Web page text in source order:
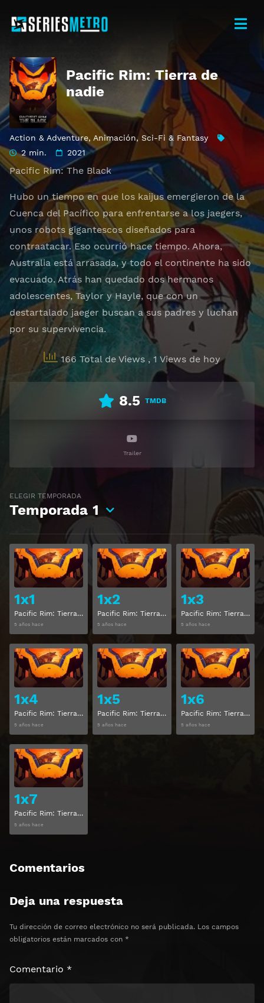
Pacific Rim: Tierra de
nadie
Action & Adventure, Animación, Sci-Fi & Fantasy
2 min.
2021
Pacific Rim: The Black
Hubo un tiempo en que los kaijus emergieron de la
Cuenca del Pacífico para enfrentarse a los jaegers,
unos robots gigantescos diseñados para
contraatacar. Eso ocurrió hace tiempo. Ahora,
Australia está arrasada, y todo el continente ha sido
evacuado. Atrás han quedado dos hermanos
adolescentes, Taylor y Hayle, que con un
destartalado jaeger buscan a sus padres y luchan
por su supervivencia.
166 Total de Views , 1 Views de hoy
8.5 TMDB
Trailer
ELEGIR TEMPORADA
Temporada 1
1x1
Pacific Rim: Tierra de nadie Temporada 1 Capitulo 1
5 años hace
Ver
1x2
Pacific Rim: Tierra de nadie Temporada 1 Capitulo 2
5 años hace
Ver
1x3
Pacific Rim: Tierra de nadie Temporada 1 Capitulo 3
5 años hace
1x4
Pacific Rim: Tierra de nadie Temporada 1 Capitulo 4
5 años hace
Ver
1x5
Pacific Rim: Tierra de nadie Temporada 1 Capitulo 5
5 años hace
Ver
1x6
Pacific Rim: Tierra de nadie Temporada 1 Capitulo 6
5 años hace
1x7
Pacific Rim: Tierra de nadie Temporada 1 Capitulo 7
5 años hace
Comentarios
Deja una respuesta
Tu dirección de correo electrónico no será publicada. Los campos
obligatorios están marcados con *
Comentario *